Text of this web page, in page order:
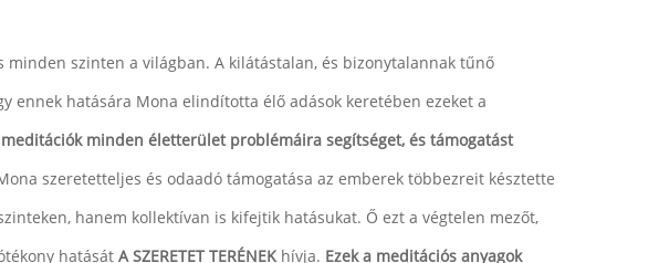
szinten a világban. A kilátástalan, és bizonytalannak tűnő
ennek hatására Mona elindította élő adások keretében ezeket a
meditációk minden életterület problémáira segítséget, és támogatást
szeretetteljes és odaadó támogatása az emberek többezreit késztette
hanem kollektívan is kifejtik hatásukat. Ő ezt a végtelen mezőt,
hatását A SZERETET TERÉNEK hívja. Ezek a meditációs anyagok